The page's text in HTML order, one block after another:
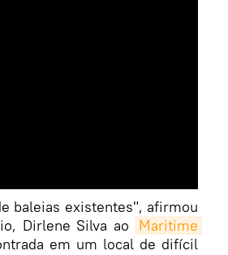
baleias existentes", afirmou
Dirlene Silva ao
Maritime
em um local de difícil